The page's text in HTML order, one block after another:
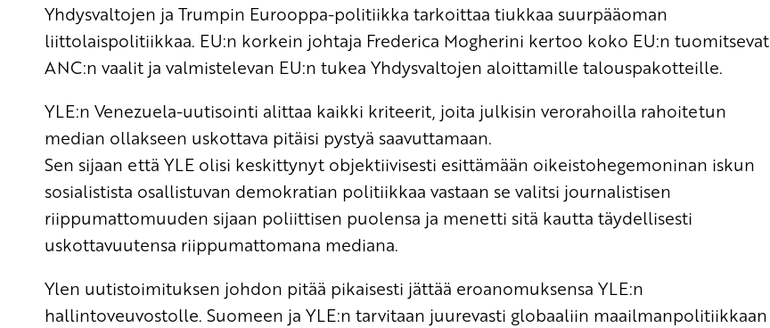
Yhdysvaltojen ja Trumpin Eurooppa-politiikka tarkoittaa tiukkaa suurpääoman
liittolaispolitiikkaa. EU:n korkein johtaja Frederica Mogherini kertoo koko EU:n tuomitsevat
ANC:n vaalit ja valmistelevan EU:n tukea Yhdysvaltojen aloittamille talouspakotteille.
YLE:n Venezuela-uutisointi alittaa kaikki kriteerit, joita julkisin verorahoilla rahoitetun
median ollakseen uskottava pitäisi pystyä saavuttamaan.
Sen sijaan että YLE olisi keskittynyt objektiivisesti esittämään oikeistohegemoninan iskun
sosialistista osallistuvan demokratian politiikkaa vastaan se valitsi journalistisen
riippumattomuuden sijaan poliittisen puolensa ja menetti sitä kautta täydellisesti
uskottavuutensa riippumattomana mediana.
Ylen uutistoimituksen johdon pitää pikaisesti jättää eroanomuksensa YLE:n
hallintoveuvostolle. Suomeen ja YLE:n tarvitaan juurevasti globaaliin maailmanpolitiikkaan